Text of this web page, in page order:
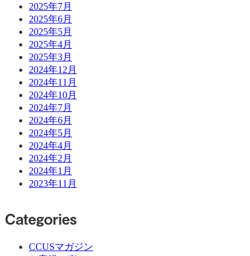
2025年7月
2025年6月
2025年5月
2025年4月
2025年3月
2024年12月
2024年11月
2024年10月
2024年7月
2024年6月
2024年5月
2024年4月
2024年2月
2024年1月
2023年11月
Categories
CCUSマガジン